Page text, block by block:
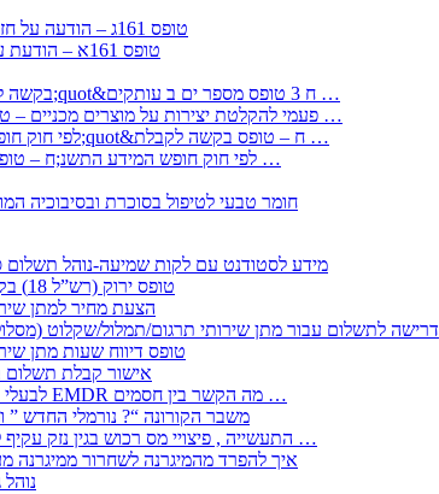
טופס 161ג – הודעה על חזרה מרצף פיצויים / קיצבה
טופס 161א – הודעת עובד עקב פרישה מעבודה
: בקשה לפטור מחובת התקנת מז;quot&ח 3 טופס מספר ים ב עותקים …
) ( פעמי להקלטת יצירות על מוצרים מכניים – טופס בקשה לאישור חד …
) 1998 ( לפי חוק חופש המידע התשנ;quot&ח – טופס בקשה לקבלת …
) 1998 ( לפי חוק חופש המידע התשנ;ח – טופס בקשה לקבלת …
חומר טבעי לטיפול בסוכרת ובסיבוכיה
2350 – מידע לסטודנט עם לקות שמיעה-נוהל
טופס ירוק (רש”ל 18) בקשה להוצאת רישיון נהיגה
2352 – הצעת מחיר למתן
2355 דרישה לתשלום עבור מתן שירותי תרגום/תמלול/שקלוט
2356 – טופס דיווח שעות מתן
2357 – אישור קבלת
– לבעלי עסקים ובעולם העבודה EMDR מה הקשר בין חסמים …
– משבר הקורונה “? נורמלי החדש ” ומהו ה 2021
, התעשייה , פיצויי מס רכוש בגין נזק עקיף לענפי המסחר החקלאות …
!? איך להפרד מהמיגרנה לשחרור